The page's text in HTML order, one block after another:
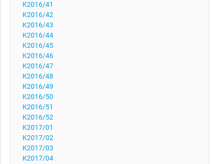
K2016/41
K2016/42
K2016/43
K2016/44
K2016/45
K2016/46
K2016/47
K2016/48
K2016/49
K2016/50
K2016/51
K2016/52
K2017/01
K2017/02
K2017/03
K2017/04